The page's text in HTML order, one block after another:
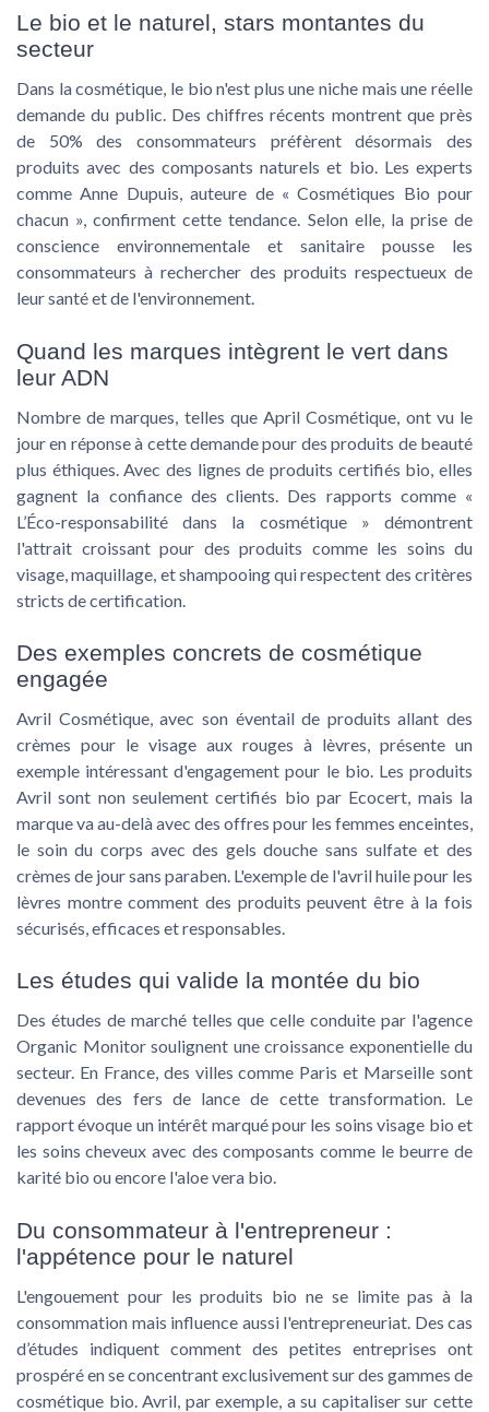
Le bio et le naturel, stars montantes du
secteur
Dans la cosmétique, le bio n'est plus une niche mais une réelle
demande du public. Des chiffres récents montrent que près
de 50% des consommateurs préfèrent désormais des
produits avec des composants naturels et bio. Les experts
comme Anne Dupuis, auteure de « Cosmétiques Bio pour
chacun », confirment cette tendance. Selon elle, la prise de
conscience environnementale et sanitaire pousse les
consommateurs à rechercher des produits respectueux de
leur santé et de l'environnement.
Quand les marques intègrent le vert dans
leur ADN
Nombre de marques, telles que April Cosmétique, ont vu le
jour en réponse à cette demande pour des produits de beauté
plus éthiques. Avec des lignes de produits certifiés bio, elles
gagnent la confiance des clients. Des rapports comme «
L’Éco-responsabilité dans la cosmétique » démontrent
l'attrait croissant pour des produits comme les soins du
visage, maquillage, et shampooing qui respectent des critères
stricts de certification.
Des exemples concrets de cosmétique
engagée
Avril Cosmétique, avec son éventail de produits allant des
crèmes pour le visage aux rouges à lèvres, présente un
exemple intéressant d'engagement pour le bio. Les produits
Avril sont non seulement certifiés bio par Ecocert, mais la
marque va au-delà avec des offres pour les femmes enceintes,
le soin du corps avec des gels douche sans sulfate et des
crèmes de jour sans paraben. L'exemple de l'avril huile pour les
lèvres montre comment des produits peuvent être à la fois
sécurisés, efficaces et responsables.
Les études qui valide la montée du bio
Des études de marché telles que celle conduite par l'agence
Organic Monitor soulignent une croissance exponentielle du
secteur. En France, des villes comme Paris et Marseille sont
devenues des fers de lance de cette transformation. Le
rapport évoque un intérêt marqué pour les soins visage bio et
les soins cheveux avec des composants comme le beurre de
karité bio ou encore l'aloe vera bio.
Du consommateur à l'entrepreneur :
l'appétence pour le naturel
L'engouement pour les produits bio ne se limite pas à la
consommation mais influence aussi l'entrepreneuriat. Des cas
d’études indiquent comment des petites entreprises ont
prospéré en se concentrant exclusivement sur des gammes de
cosmétique bio. Avril, par exemple, a su capitaliser sur cette